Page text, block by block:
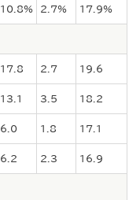
10.8% 2.7% 17.9%
17.8 2.7 19.6
13.1 3.5 18.2
6.0 1.8 17.1
6.2 2.3 16.9